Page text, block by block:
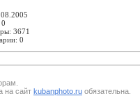
3671
0
на сайт kubanphoto.ru обязательна.